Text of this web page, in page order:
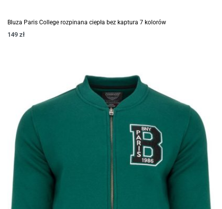
Bluza Paris College rozpinana ciepła bez kaptura 7 kolorów
149 zł